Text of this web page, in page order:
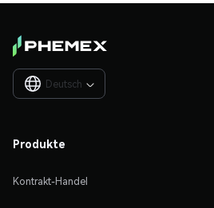
Deutsch 
Produkte
Kontrakt-Handel